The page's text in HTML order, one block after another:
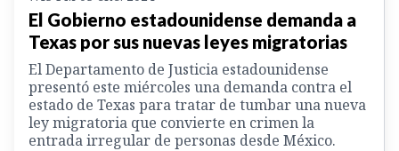
El Gobierno estadounidense demanda a
Texas por sus nuevas leyes migratorias
El Departamento de Justicia estadounidense
presentó este miércoles una demanda contra el
estado de Texas para tratar de tumbar una nueva
ley migratoria que convierte en crimen la
entrada irregular de personas desde México.